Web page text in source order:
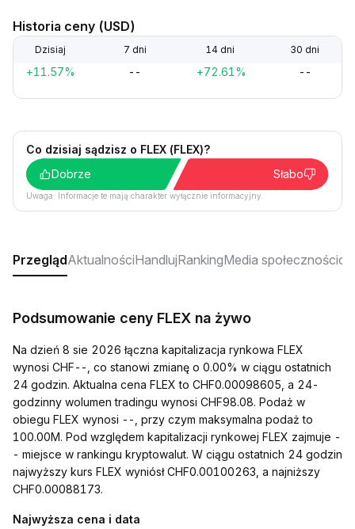
Historia ceny (USD)
Dzisiaj 7 dni 14 dni 30 dni
+11.57% -- +72.61% --
Co dzisiaj sądzisz o FLEX (FLEX)?
Dobrze
Słabo
Uwaga: Informacje te mają charakter wyłącznie informacyjny.
PrzeglądAktualnościHandlujRankingMedia
Podsumowanie ceny FLEX na żywo
Na dzień 8 sie 2026 łączna kapitalizacja rynkowa FLEX
wynosi CHF--, co stanowi zmianę o 0.00% w ciągu ostatnich
24 godzin. Aktualna cena FLEX to CHF0.00098605, a 24-
godzinny wolumen tradingu wynosi CHF98.08. Podaż w
obiegu FLEX wynosi --, przy czym maksymalna podaż to
100.00M. Pod względem kapitalizacji rynkowej FLEX zajmuje -
- miejsce w rankingu kryptowalut. W ciągu ostatnich 24 godzin
najwyższy kurs FLEX wyniósł CHF0.00100263, a najniższy
CHF0.00088173.
Najwyższa cena i data